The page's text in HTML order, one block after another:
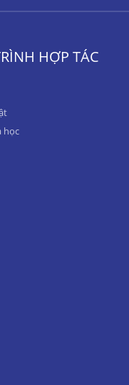
HỢP TÁC
học